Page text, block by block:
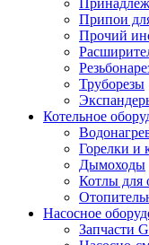
Припои
Прочий
Труборезы
Котельное
Горелки и
Дымоходы
Котлы для
Насосное
Запчасти